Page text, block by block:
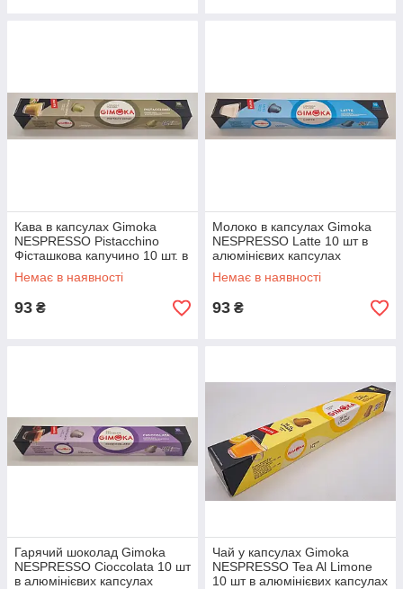
Кава в капсулах Gimoka
NESPRESSO Pistacchino
Фісташкова капучино 10 шт. в
алюмінєвих капсулах
Немає в наявності
93 ₴
Молоко в капсулах Gimoka
NESPRESSO Latte 10 шт в
алюмінієвих капсулах
Немає в наявності
93 ₴
Гарячий шоколад Gimoka
NESPRESSO Cioccolata 10 шт
в алюмінієвих капсулах
Чай у капсулах Gimoka
NESPRESSO Tea Al Limone
10 шт в алюмінієвих капсулах